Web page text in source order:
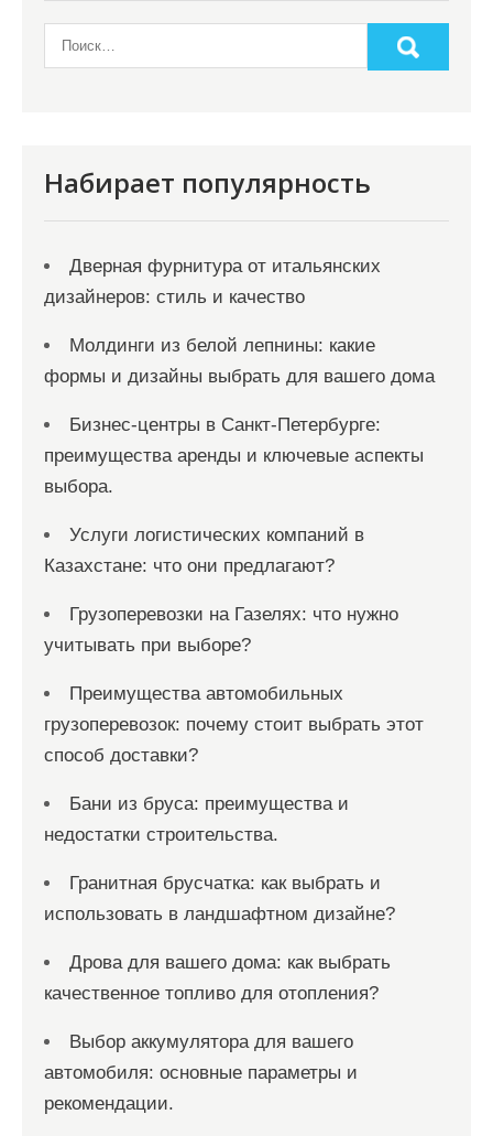
м
Набирает популярность
Дверная фурнитура от итальянских
дизайнеров: стиль и качество
Молдинги из белой лепнины: какие
формы и дизайны выбрать для вашего дома
Бизнес-центры в Санкт-Петербурге:
преимущества аренды и ключевые аспекты
выбора.
Услуги логистических компаний в
Казахстане: что они предлагают?
Грузоперевозки на Газелях: что нужно
учитывать при выборе?
Преимущества автомобильных
грузоперевозок: почему стоит выбрать этот
способ доставки?
Бани из бруса: преимущества и
недостатки строительства.
Гранитная брусчатка: как выбрать и
использовать в ландшафтном дизайне?
Дрова для вашего дома: как выбрать
качественное топливо для отопления?
Выбор аккумулятора для вашего
автомобиля: основные параметры и
рекомендации.